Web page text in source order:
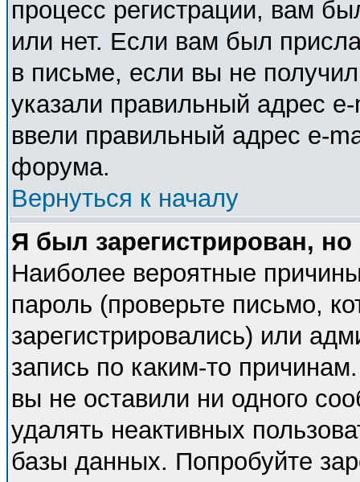
процесс регистрации, вам
или нет. Если вам был
в письме, если вы не
указали правильный адрес
ввели правильный адрес e-
форума.
Вернуться к началу
Я был зарегистрирован,
Наиболее вероятные
пароль (проверьте письмо,
зарегистрировались) или
запись по каким-то
вы не оставили ни одного
удалять неактивных
базы данных. Попробуйте